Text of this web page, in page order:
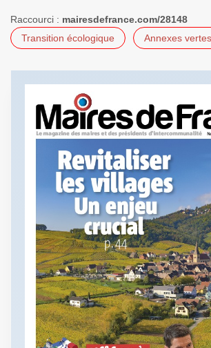
Raccourci : mairesdefrance.com/28148
Transition écologique
Annexes vertes